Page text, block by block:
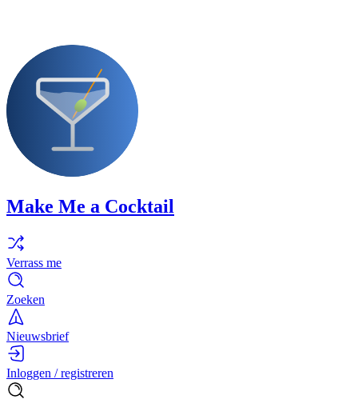
Make Me a Cocktail
Verrass me
Zoeken
Nieuwsbrief
Inloggen / registreren